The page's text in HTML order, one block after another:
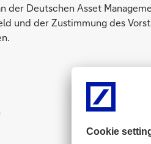
der Deutschen Asset
und der Zustimmung des